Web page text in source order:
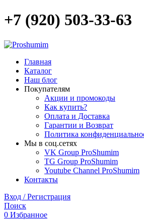
+7 (920) 503-33-63
Главная
Каталог
Наш блог
Покупателям
Акции и промокоды
Как купить?
Оплата и Доставка
Гарантии и Возврат
Политика
Мы в соц.сетях
VK Group ProShumim
TG Group ProShumim
Youtube Channel ProShumim
Контакты
Вход / Регистрация
Поиск
0 Избранное